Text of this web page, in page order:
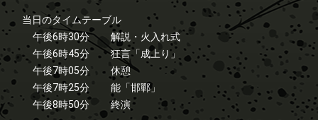
当日のタイムテーブル
午後6時30分
解説・火入れ式
午後6時45分
狂言「成上り」
午後7時05分
休憩
午後7時25分
能「邯鄲」
午後8時50分
終演